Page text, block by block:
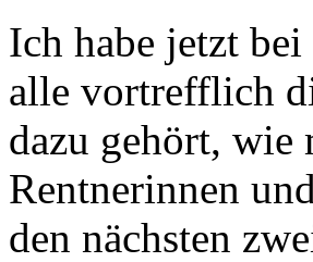
Ich habe jetzt
alle vortrefflich
dazu gehört, wie
Rentnerinnen
den nächsten